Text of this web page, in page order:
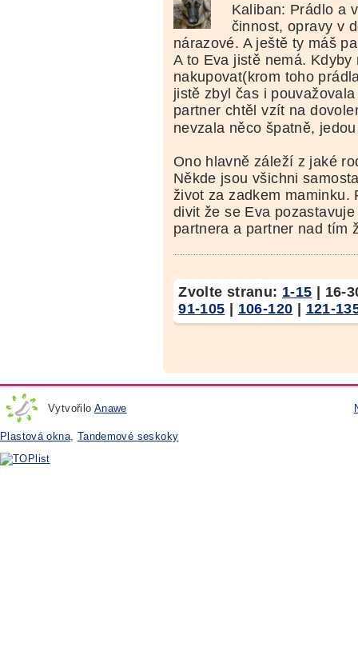
Kaliban: Prádlo a
činnost, opravy v
nárazové. A ještě ty máš
A to Eva jistě nemá.
nakupovat(krom toho
jistě zbyl čas i
partner chtěl vzít na
nevzala něco špatně,
Ono hlavně záleží z jaké
Někde jsou všichni
život za zadkem maminku.
divit že se Eva
partnera a partner nad tím
Zvolte stranu: 1-15
16-
91-105
106-120 121-
Vytvořilo Anawe
Plastová okna, Tandemové seskoky